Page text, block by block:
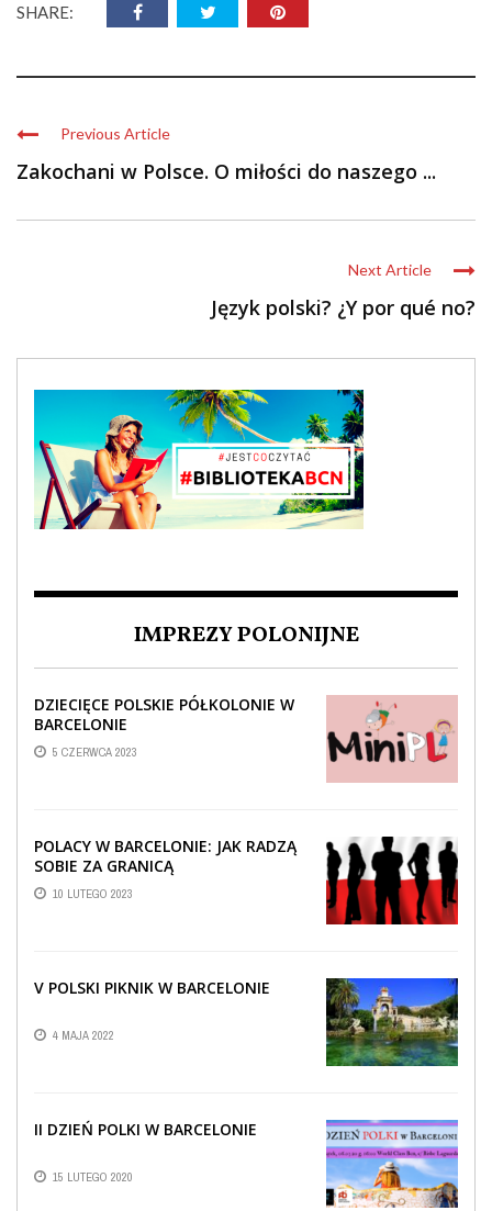
SHARE:
Previous Article
Zakochani w Polsce. O miłości do naszego ...
Next Article
Język polski? ¿Y por qué no?
IMPREZY POLONIJNE
DZIECIĘCE POLSKIE PÓŁKOLONIE W
BARCELONIE
5 CZERWCA 2023
POLACY W BARCELONIE: JAK RADZĄ
SOBIE ZA GRANICĄ
10 LUTEGO 2023
V POLSKI PIKNIK W BARCELONIE
4 MAJA 2022
II DZIEŃ POLKI W BARCELONIE
15 LUTEGO 2020